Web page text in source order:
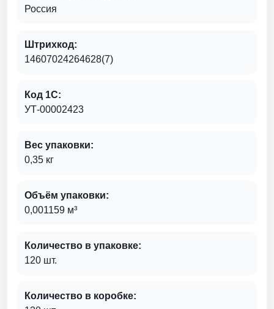
Россия
Штрихкод:
14607024264628(7)
Код 1С:
УТ-00002423
Вес упаковки:
0,35 кг
Объём упаковки:
0,001159 м³
Количество в упаковке:
120 шт.
Количество в коробке: